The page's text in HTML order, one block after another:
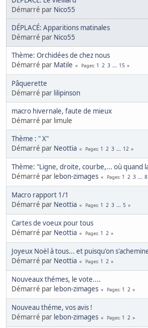
Démarré par Nico55
DÉPLACÉ: Apparitions matinales
Démarré par Nico55
Thème: Orchidées de chez nous
Démarré par Matile Pages 1 2 3 ... 15
Pâquerette
Démarré par lilipinson
macro hivernale, faute de mieux
Démarré par limule
Thème : " X"
Démarré par Neottia Pages 1 2 3 ... 12
Thème: "Ligne, droite, courbe,... où quand
Démarré par lebon-zimages Pages 1 2 3 ... 8
Macro rapport 1/1
Démarré par Neottia Pages 1 2 3 ... 5
Cartes de voeux pour tous
Démarré par Neottia Pages 1 2
Joyeux Noël à tous... et puisqu'on
Démarré par Neottia Pages 1 2
Nouveaux thémes, le vote....
Démarré par lebon-zimages Pages 1 2
Nouveau théme, vos avis !
Démarré par lebon-zimages Pages 1 2